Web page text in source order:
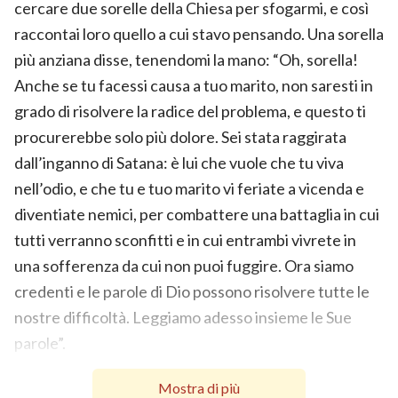
cercare due sorelle della Chiesa per sfogarmi, e così
raccontai loro quello a cui stavo pensando. Una sorella
più anziana disse, tenendomi la mano: “Oh, sorella!
Anche se tu facessi causa a tuo marito, non saresti in
grado di risolvere la radice del problema, e questo ti
procurerebbe solo più dolore. Sei stata raggirata
dall’inganno di Satana: è lui che vuole che tu viva
nell’odio, e che tu e tuo marito vi feriate a vicenda e
diventiate nemici, per combattere una battaglia in cui
tutti verranno sconfitti e in cui entrambi vivrete in
una sofferenza da cui non puoi fuggire. Ora siamo
credenti e le parole di Dio possono risolvere tutte le
nostre difficoltà. Leggiamo adesso insieme le Sue
parole”.
Dopo che mi fui presa un momento per calmarmi, la
Mostra di più